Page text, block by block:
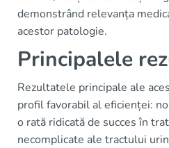
demonstrând relevanța
acestor patologie.
Principalele
Rezultatele principale ale
profil favorabil al eficienței:
o rată ridicată de succes în
necomplicate ale tractului